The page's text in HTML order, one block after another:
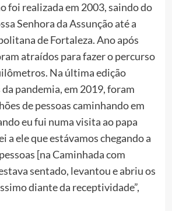
foi realizada em 2003, saindo do
Senhora da Assunção até a
de Fortaleza. Ano após
atraídos para fazer o percurso
Na última edição
pandemia, em 2019, foram
de pessoas caminhando em
eu fui numa visita ao papa
a ele que estávamos chegando a
[na Caminhada com
sentado, levantou e abriu os
diante da receptividade”,